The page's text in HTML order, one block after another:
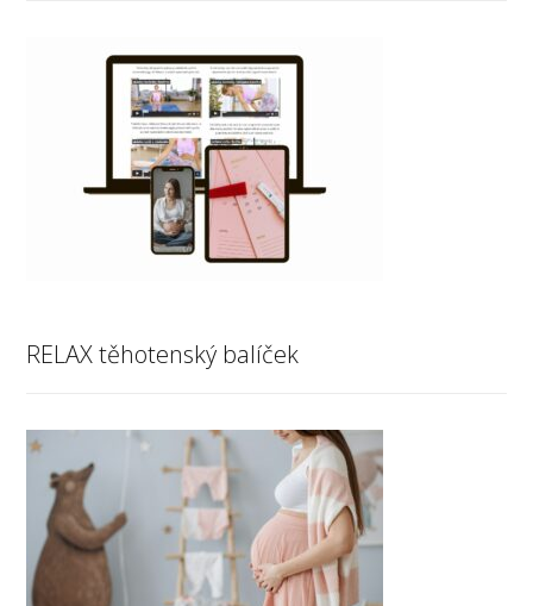
RELAX těhotenský balíček